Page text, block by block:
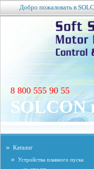
SOLCON
8 800 555 90 55
Добро пожаловать в
Каталог
Устройства плавного пуска